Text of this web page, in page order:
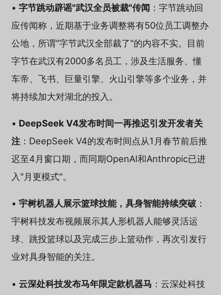
• 字节跳动辟谣"武汉全员被裁"传闻 ：字节跳动回
应传闻称，近期基于业务调整将有50位员工调整办
公地，所谓"字节武汉全部裁了"的内容不实。目前
字节在武汉有2000多名员工，涉及生活服务、懂
车帝、飞书、巨量引擎、火山引擎等多个业务，并
将持续加大对湖北的投入。
• DeepSeek V4发布时间一再推迟引发开发者关
注：DeepSeek V4的发布时间点从1月春节前后推
迟至4月窗口期，而同期OpenAI和Anthropic已进
入"月更模式"。
• 宇树机器人展示篮球技能，具身智能持续突破：
宇树科技发布视频展示其人形机器人能够灵活运
球、跳投篮球以及完成三步上篮动作，再次引发行
业对具身智能的关注。
• 云深处科技发布马年限定款机器马 ：云深处科技